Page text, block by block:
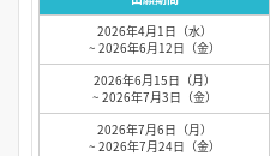
2026年4月1日（水）
~ 2026年6月12日（金）
2026年6月15日（月）
~ 2026年7月3日（金）
2026年7月6日（月）
~ 2026年7月24日（金）